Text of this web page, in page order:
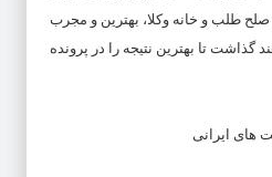
طلب و خانه وکلا، بهترین و مجرب
گذاشت تا بهترین نتیجه را در پرونده
های ایرانی